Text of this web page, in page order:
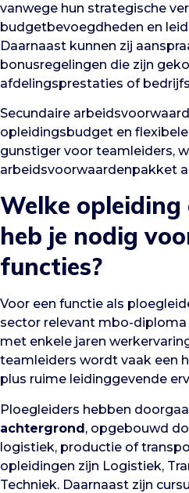
vanwege hun strategische
budgetbevoegdheden en
Daarnaast kunnen zij
bonusregelingen die zijn
afdelingsprestaties of
Secundaire
opleidingsbudget en
gunstiger voor teamleiders,
arbeidsvoorwaardenpakket
Welke
heb je nodig
functies?
Voor een functie als
sector relevant mbo-
met enkele jaren
teamleiders wordt vaak een
plus ruime leidinggevende
Ploegleiders hebben
achtergrond, opgebouwd
logistiek, productie of
opleidingen zijn Logistiek,
Techniek. Daarnaast zijn